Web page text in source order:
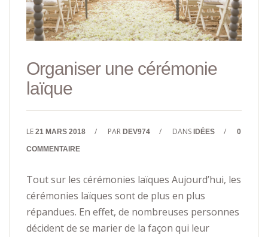
Organiser une cérémonie
laïque
LE 21 MARS 2018 / PAR DEV974 / DANS IDÉES / 0
COMMENTAIRE
Tout sur les cérémonies laïques Aujourd’hui, les
cérémonies laïques sont de plus en plus
répandues. En effet, de nombreuses personnes
décident de se marier de la façon qui leur